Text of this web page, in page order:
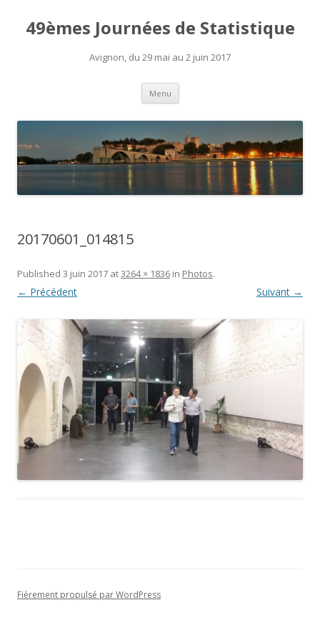
49èmes Journées de Statistique
Avignon, du 29 mai au 2 juin 2017
Menu Aller
contenu
20170601_014815
Published 3 juin 2017 at3264 × 1836 in Photos.
← Précédent Suivant →
Fièrement propulsé par WordPress